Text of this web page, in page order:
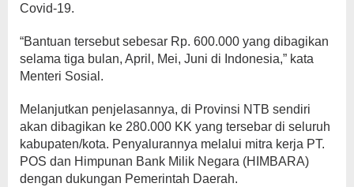
Covid-19.
“Bantuan tersebut sebesar Rp. 600.000 yang dibagikan
selama tiga bulan, April, Mei, Juni di Indonesia,” kata
Menteri Sosial.
Melanjutkan penjelasannya, di Provinsi NTB sendiri
akan dibagikan ke 280.000 KK yang tersebar di seluruh
kabupaten/kota. Penyalurannya melalui mitra kerja PT.
POS dan Himpunan Bank Milik Negara (HIMBARA)
dengan dukungan Pemerintah Daerah.